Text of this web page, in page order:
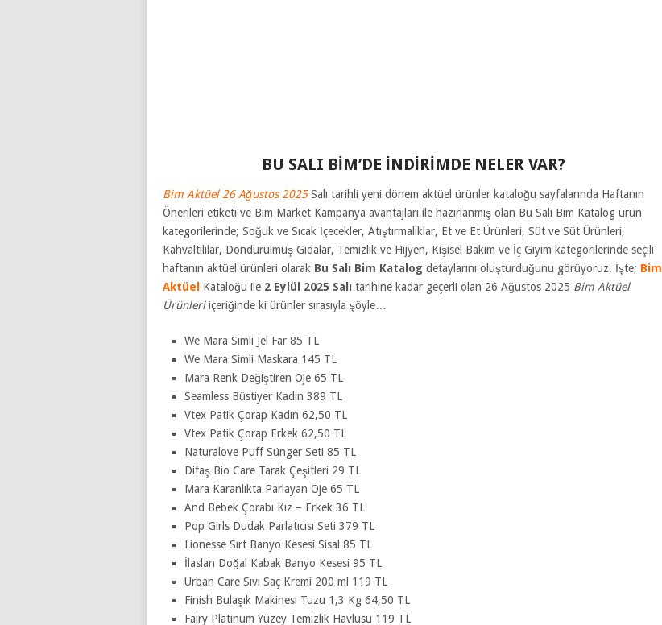
BU SALI BİM’DE İNDİRİMDE NELER VAR?
Bim Aktüel 26 Ağustos 2025Salı tarihli yeni dönem aktüel ürünler kataloğu sayfalarında Haftanın
Önerileri etiketi ve Bim Market Kampanya avantajları ile hazırlanmış olan Bu Salı Bim Katalog ürün
kategorilerinde; Soğuk ve Sıcak İçecekler, Atıştırmalıklar, Et ve Et Ürünleri, Süt ve Süt Ürünleri,
Kahvaltılılar, Dondurulmuş Gıdalar, Temizlik ve Hijyen, Kişisel Bakım ve İç Giyim kategorilerinde seçili
haftanın aktüel ürünleri olarak Bu Salı Bim Katalog detaylarını oluşturduğunu görüyoruz. İşte; Bim
Aktüel
Kataloğu ile 2 Eylül 2025 Salı tarihine kadar geçerli olan 26 Ağustos 2025 Bim Aktüel
Ürünleriiçeriğinde ki ürünler sırasıyla şöyle…
We Mara Simli Jel Far 85 TL
We Mara Simli Maskara 145 TL
Mara Renk Değiştiren Oje 65 TL
Seamless Büstiyer Kadın 389 TL
Vtex Patik Çorap Kadın 62,50 TL
Vtex Patik Çorap Erkek 62,50 TL
Naturalove Puff Sünger Seti 85 TL
Difaş Bio Care Tarak Çeşitleri 29 TL
Mara Karanlıkta Parlayan Oje 65 TL
And Bebek Çorabı Kız – Erkek 36 TL
Pop Girls Dudak Parlatıcısı Seti 379 TL
Lionesse Sırt Banyo Kesesi Sisal 85 TL
İlaslan Doğal Kabak Banyo Kesesi 95 TL
Urban Care Sıvı Saç Kremi 200 ml 119 TL
Finish Bulaşık Makinesi Tuzu 1,3 Kg 64,50 TL
Fairy Platinum Yüzey Temizlik Havlusu 119 TL